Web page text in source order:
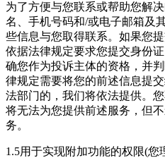
为了方便与您联系或帮助您解
名、手机号码和/或电子邮箱及
些信息与您取得联系。如果您
依据法律规定要求您提交身份
确您作为投诉主体的资格，并
律规定需要将您的前述信息提
法部门的，我们将依法提供。
将无法为您提供前述服务，但
务。
1.5用于实现附加功能的权限(